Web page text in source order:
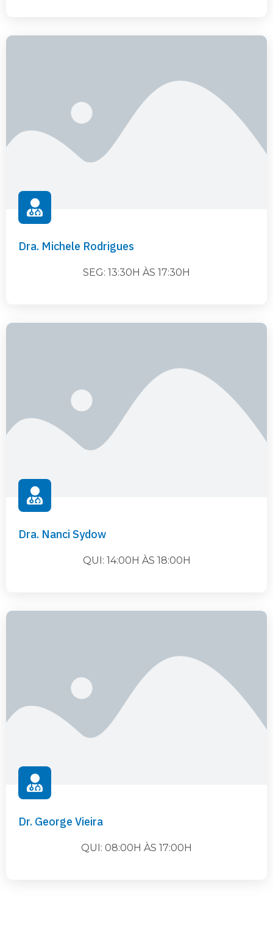
Dra. Michele Rodrigues
SEG: 13:30H ÀS 17:30H
Dra. Nanci Sydow
QUI: 14:00H ÀS 18:00H
Dr. George Vieira
QUI: 08:00H ÀS 17:00H